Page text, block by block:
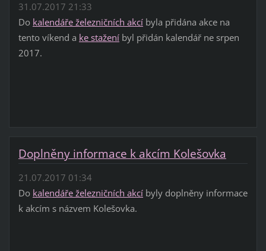
31.07.2017 21:33
Do kalendáře železničních akcíbyla přidána akce na
tento víkend a ke staženíbyl přidán kalendář ne srpen
2017.
Doplněny informace k akcím Kolešovka
21.07.2017 01:34
Do kalendáře železničních akcíbyly doplněny informace
k akcím s názvem Kolešovka.